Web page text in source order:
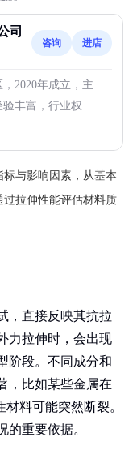
司
咨询 进店
2020年成立，主
丰富，行业权
与影响因素，从基本
拉伸性能评估材料质
，直接反映其抗拉
力拉伸时，会出现
阶段。不同成分和
，比如某些金属在
料可能突然断裂。
重要依据。